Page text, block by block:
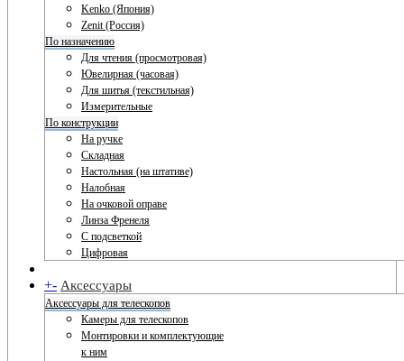
Kenko (Япония)
Zenit (Россия)
По назначению
Для чтения (просмотровая)
Ювелирная (часовая)
Для шитья (текстильная)
Измерительные
По конструкции
На ручке
Складная
Настольная (на штативе)
Налобная
На очковой оправе
Линза Френеля
С подсветкой
Цифровая
+- Аксессуары
Аксессуары для телескопов
Камеры для телескопов
Монтировки и комплектующие
к ним